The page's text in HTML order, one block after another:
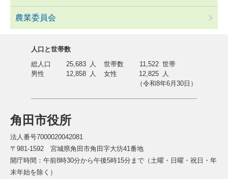
農業委員会
角田市役所
法人番号7000020042081
〒981-1592 宮城県角田市角田字大坊41番地
開庁時間：午前8時30分から午後5時15分まで（土曜・日曜・祝日・年
末年始を除く）
人口と世帯数
総人口
25,683 人 世帯数 11,522 世帯
男性
12,858 人 女性 12,825
人
（令和8年6月30日）